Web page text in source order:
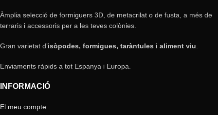
Àmplia selecció de formiguers 3D, de metacrilat o de fusta, a més de
terraris i accessoris per a les teves colònies.
Gran varietat d’isòpodes, formigues, taràntules i aliment viu.
Enviaments ràpids a tot Espanya i Europa.
INFORMACIÓ
El meu compte